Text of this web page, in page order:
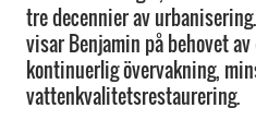
tre decennier av
visar Benjamin på behovet
kontinuerlig övervakning,
vattenkvalitetsrestaurering.